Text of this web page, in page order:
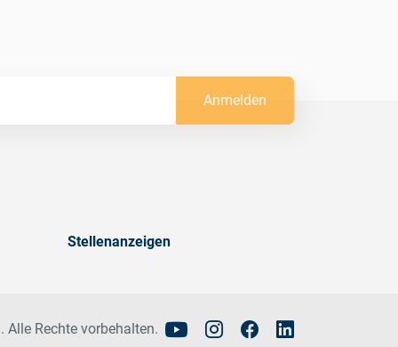
Anmelden
Stellenanzeigen
Alle Rechte vorbehalten.